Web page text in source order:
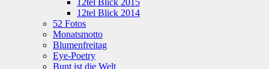
12tel Blick 2015
12tel Blick 2014
52 Fotos
Monatsmotto
Blumenfreitag
Eye-Poetry
Bunt ist die Welt